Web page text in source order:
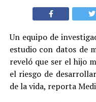
Un equipo de
estudio con datos de
reveló que ser el hijo
el riesgo de
de la vida, reporta